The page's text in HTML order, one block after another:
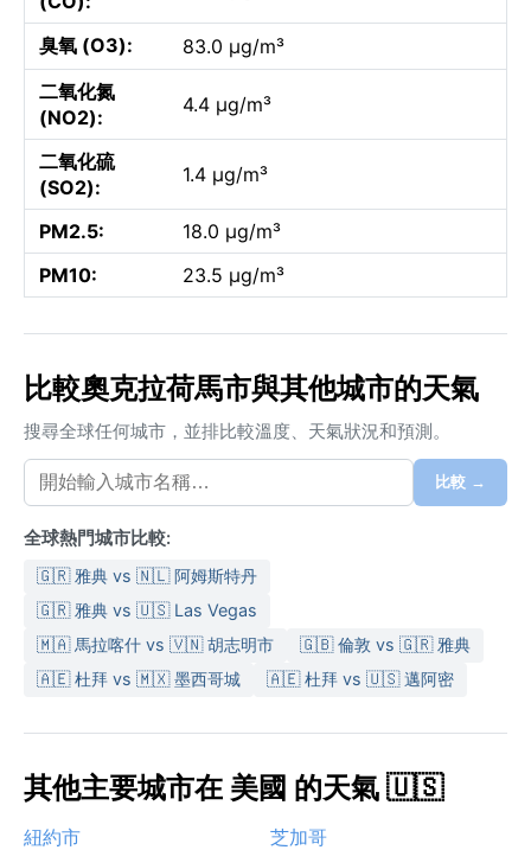
臭氧 (O3):
83.0 µg/m³
二氧化氮
(NO2):
4.4 µg/m³
二氧化硫
(SO2):
1.4 µg/m³
PM2.5:
18.0 µg/m³
PM10:
23.5 µg/m³
比較奧克拉荷馬市與其他城市的天氣
搜尋全球任何城市，並排比較溫度、天氣狀況和預測。
比較 →
全球熱門城市比較:
🇬🇷 雅典 vs 🇳🇱 阿姆斯特丹
🇬🇷 雅典 vs 🇺🇸 Las Vegas
🇲🇦 馬拉喀什 vs 🇻🇳 胡志明市
🇬🇧 倫敦 vs 🇬🇷 雅典
🇦🇪 杜拜 vs 🇲🇽 墨西哥城
🇦🇪 杜拜 vs 🇺🇸 邁阿密
其他主要城市在 美國 的天氣 🇺🇸
紐約市
芝加哥